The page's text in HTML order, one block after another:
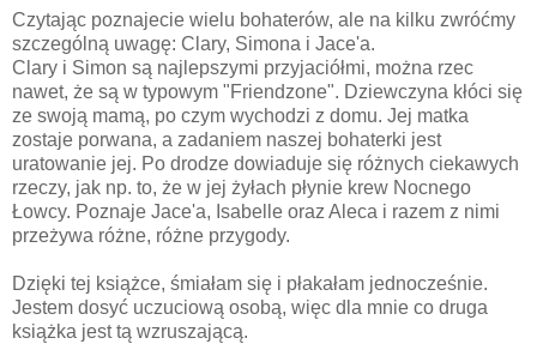
Czytając poznajecie wielu bohaterów, ale na kilku zwróćmy
szczególną uwagę: Clary, Simona i Jace'a.
Clary i Simon są najlepszymi przyjaciółmi, można rzec
nawet, że są w typowym "Friendzone". Dziewczyna kłóci się
ze swoją mamą, po czym wychodzi z domu. Jej matka
zostaje porwana, a zadaniem naszej bohaterki jest
uratowanie jej. Po drodze dowiaduje się różnych ciekawych
rzeczy, jak np. to, że w jej żyłach płynie krew Nocnego
Łowcy. Poznaje Jace'a, Isabelle oraz Aleca i razem z nimi
przeżywa różne, różne przygody.
Dzięki tej książce, śmiałam się i płakałam jednocześnie.
Jestem dosyć uczuciową osobą, więc dla mnie co druga
książka jest tą wzruszającą.